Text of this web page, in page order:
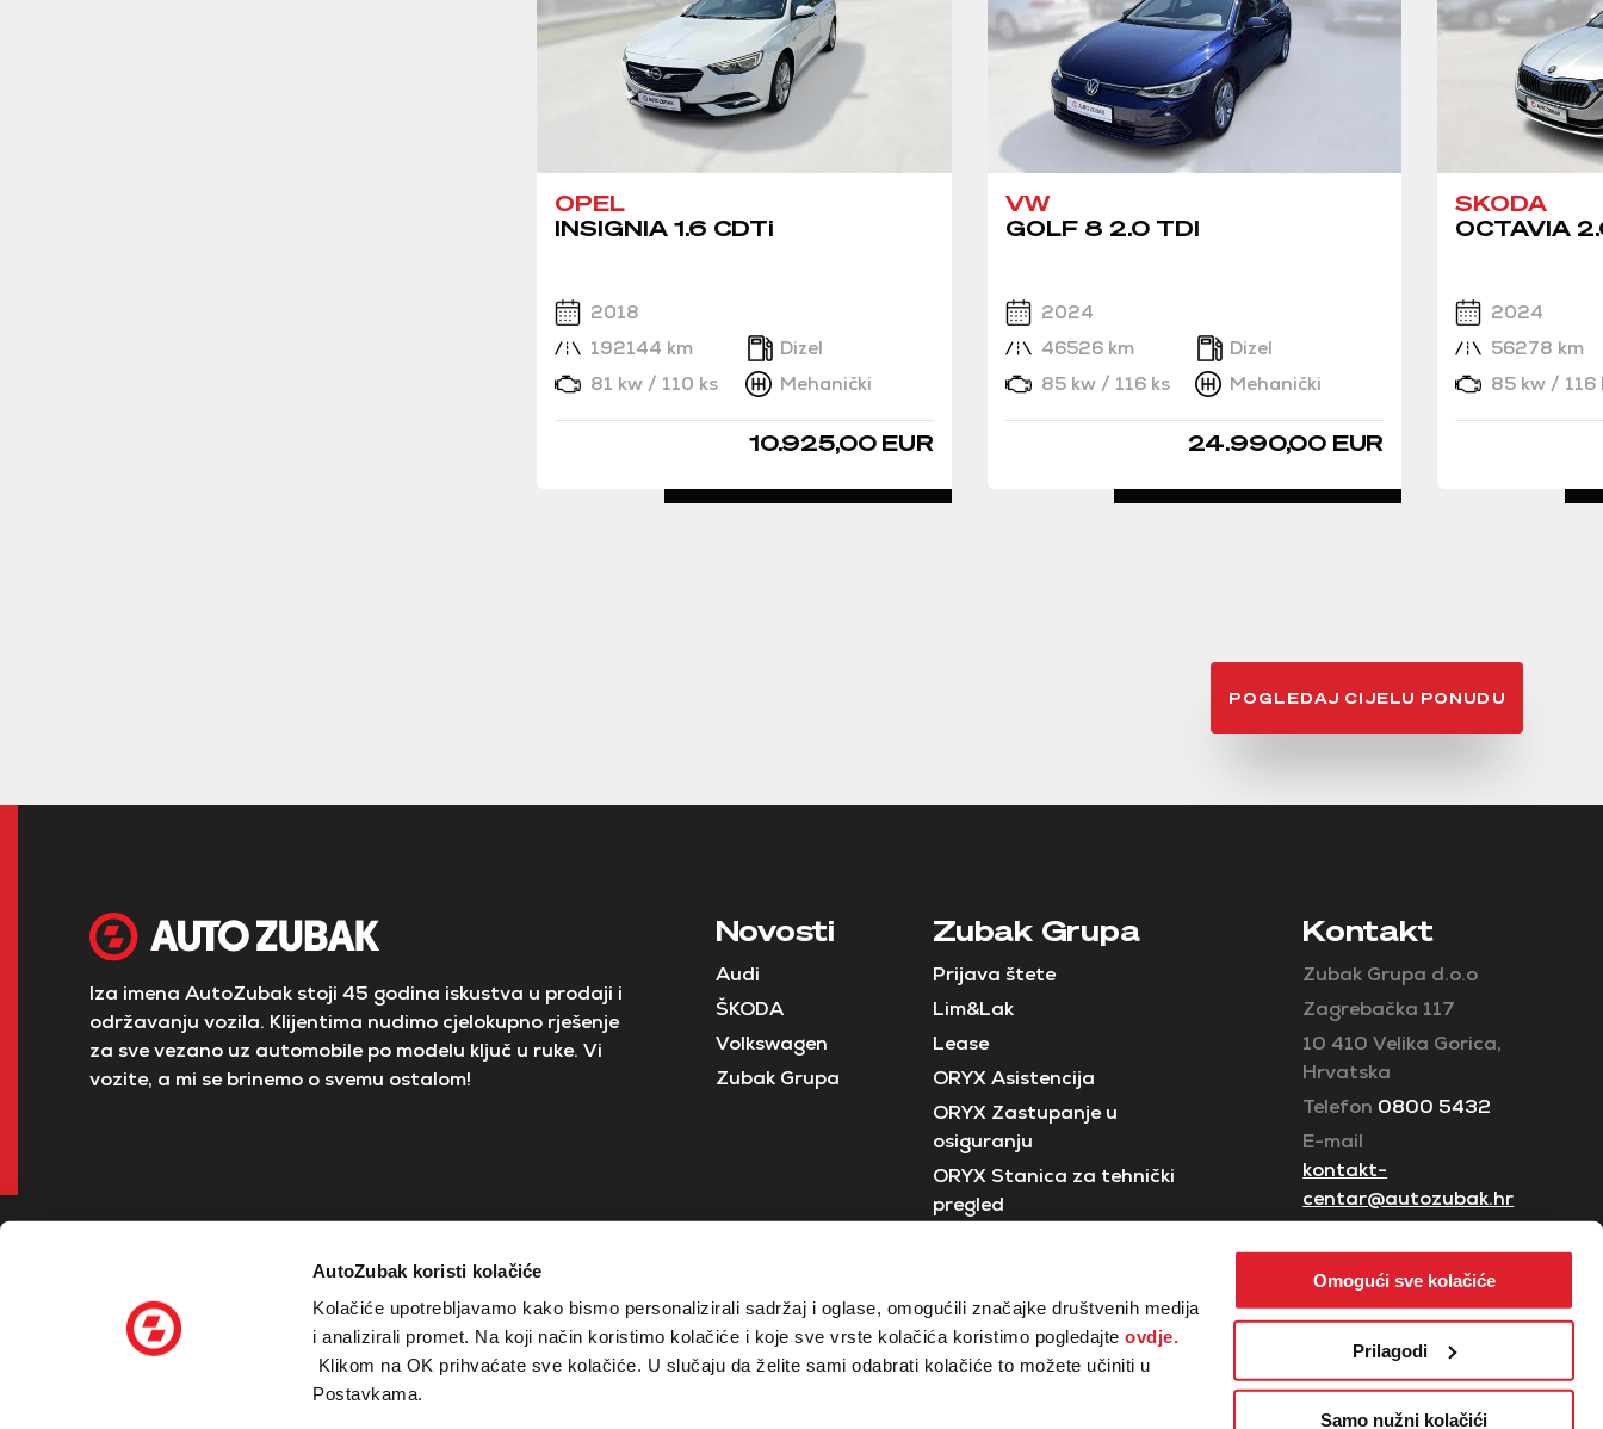
AutoZubak koristi kolačiće
Kolačiće upotrebljavamo kako bismo personalizirali sadržaj i oglase, omogućili značajke društvenih medija
i analizirali promet. Na koji način koristimo kolačiće i koje sve vrste kolačića koristimo pogledajteovdje.
Klikom na OK prihvaćate sve kolačiće. U slučaju da želite sami odabrati kolačiće to možete učiniti u
Postavkama.
Omogući sve kolačiće
Prilagodi
Samo nužni kolačići
OPEL
INSIGNIA 1.6 CDTi
2018
192144 km
Dizel
81 kw / 110 ks
Mehanički
10.925,00 EUR
VW
GOLF 8 2.0 TDI
2024
46526 km
Dizel
85 kw / 116 ks
Mehanički
24.990,00 EUR
SKODA
OCTAVIA
2024
56278 km
85 kw / 116
POGLEDAJ CIJELU PONUDU
Iza imena AutoZubak stoji 45 godina iskustva u prodaji i
održavanju vozila. Klijentima nudimo cjelokupno rješenje
za sve vezano uz automobile po modelu ključ u ruke. Vi
vozite, a mi se brinemo o svemu ostalom!
Novosti
Audi
ŠKODA
Volkswagen
Zubak Grupa
Zubak Grupa
Prijava štete
Lim&Lak
Lease
ORYX Asistencija
ORYX Zastupanje u
osiguranju
ORYX Stanica za tehnički
pregled
Kontakt
Zubak Grupa d.o.o
Zagrebačka 117
10 410 Velika Gorica,
Hrvatska
Telefon 0800 5432
E-mail
kontakt-
centar@autozubak.hr
© 2026 Zubak Grupa - sva prava pridržana Izjava o zaštiti privatnosti Opći uvjeti poslovanja